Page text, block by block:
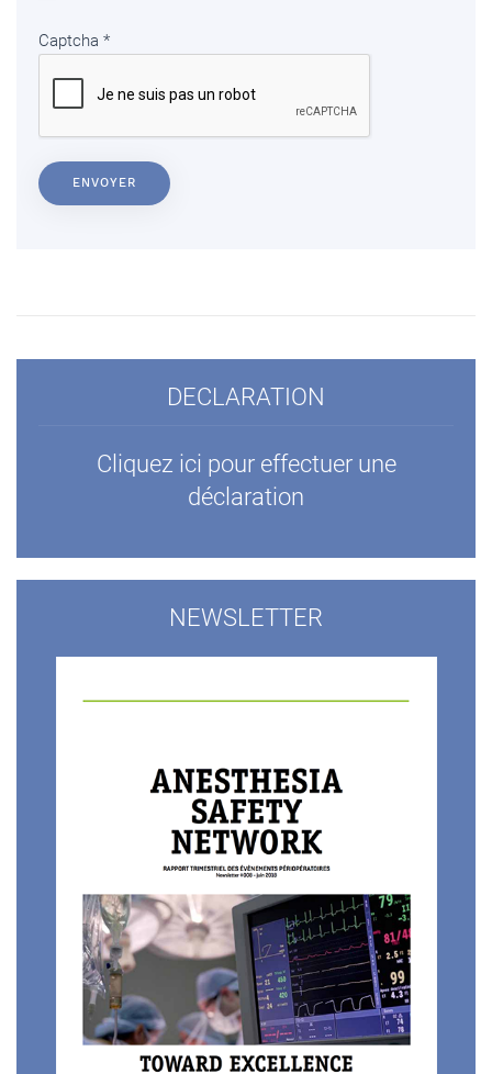
Captcha *
ENVOYER
DECLARATION
Cliquez ici pour effectuer une
déclaration
NEWSLETTER